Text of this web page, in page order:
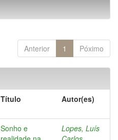
Anterior 1 Póximo
Título Autor(es)
Sonho e
Lopes, Luís